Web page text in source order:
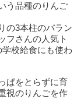
う品種のりんご
の3本柱のバラン
フさんの人気ト
校給食にも使わ
ぱをとらずに育
視のりんごを作